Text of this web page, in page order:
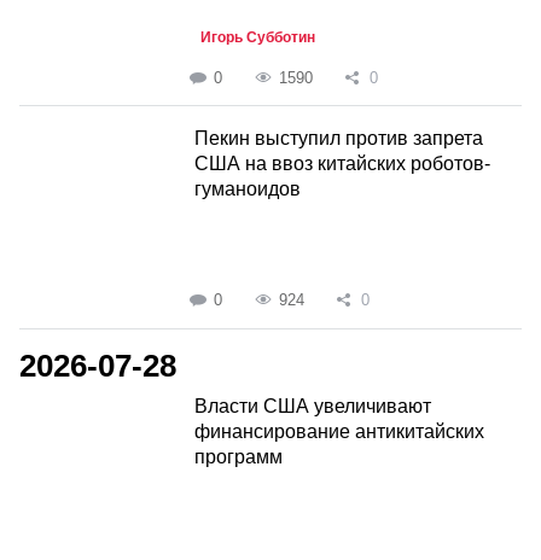
Игорь Субботин
0 1590 0
Пекин выступил против запрета
США на ввоз китайских роботов-
гуманоидов
0 924 0
2026-07-28
Власти США увеличивают
финансирование антикитайских
программ